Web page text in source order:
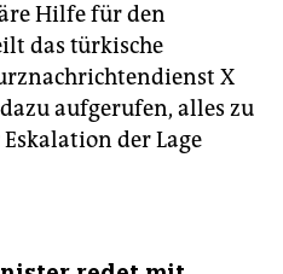
Hilfe für den
das türkische
X
aufgerufen, alles zu
der Lage